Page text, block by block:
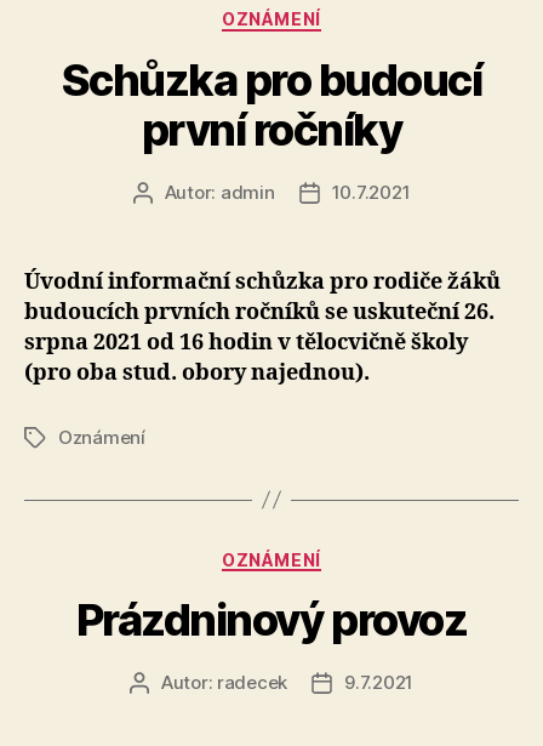
Rubriky
OZNÁMENÍ
Schůzka pro budoucí
první ročníky
AutorAutor: admin
Datum
10.7.2021
Úvodní informační schůzka pro rodiče žáků
budoucích prvních ročníků se uskuteční 26.
srpna 2021 od 16 hodin v tělocvičně školy
(pro oba stud. obory najednou).
ŠtítkyOznámení
Rubriky
OZNÁMENÍ
Prázdninový provoz
AutorAutor: radecek
Datum
9.7.2021